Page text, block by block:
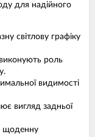
для надійного
світлову графіку
виконують роль
видимості
вигляд задньої
щоденну